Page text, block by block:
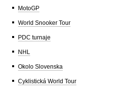
MotoGP
World Snooker Tour
PDC turnaje
NHL
Okolo Slovenska
Cyklistická World Tour